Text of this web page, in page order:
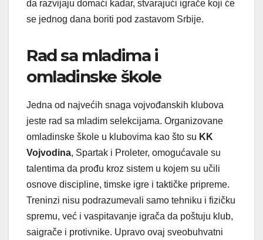
da razvijaju domaći kadar, stvarajući igrače koji će
se jednog dana boriti pod zastavom Srbije.
Rad sa mladima i
omladinske škole
Jedna od najvećih snaga vojvođanskih klubova
jeste rad sa mladim selekcijama. Organizovane
omladinske škole u klubovima kao što su KK
Vojvodina, Spartak i Proleter, omogućavale su
talentima da prođu kroz sistem u kojem su učili
osnove discipline, timske igre i taktičke pripreme.
Treninzi nisu podrazumevali samo tehniku i fizičku
spremu, već i vaspitavanje igrača da poštuju klub,
saigrače i protivnike. Upravo ovaj sveobuhvatni